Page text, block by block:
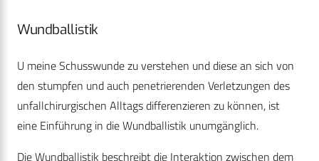
Wundballistik
U meine Schusswunde zu verstehen und diese an sich von
den stumpfen und auch penetrierenden Verletzungen des
unfallchirurgischen Alltags differenzieren zu können, ist
eine Einführung in die Wundballistik unumgänglich.
Die Wundballistik beschreibt die Interaktion zwischen dem